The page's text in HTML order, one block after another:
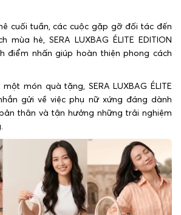
cuối tuần, các cuộc gặp gỡ đối tác đến
mùa hè, SERA LUXBAG ÉLITE EDITION
điểm nhấn giúp hoàn thiện phong cách
món quà tặng, SERA LUXBAG ÉLITE
gửi về việc phụ nữ xứng đáng dành
thân và tận hưởng những trải nghiệm